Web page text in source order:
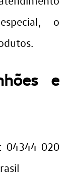
o
e
04344-020